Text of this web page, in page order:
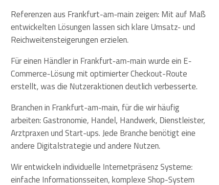
Referenzen aus Frankfurt-am-main zeigen: Mit auf Maß
entwickelten Lösungen lassen sich klare Umsatz- und
Reichweitensteigerungen erzielen.
Für einen Händler in Frankfurt-am-main wurde ein E-
Commerce-Lösung mit optimierter Checkout-Route
erstellt, was die Nutzeraktionen deutlich verbesserte.
Branchen in Frankfurt-am-main, für die wir häufig
arbeiten: Gastronomie, Handel, Handwerk, Dienstleister,
Arztpraxen und Start-ups. Jede Branche benötigt eine
andere Digitalstrategie und andere Nutzen.
Wir entwickeln individuelle Internetpräsenz Systeme:
einfache Informationsseiten, komplexe Shop-System